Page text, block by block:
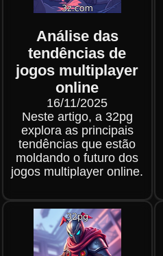
Análise das
tendências de
jogos multiplayer
online
16/11/2025
Neste artigo, a 32pg
explora as principais
tendências que estão
moldando o futuro dos
jogos multiplayer online.